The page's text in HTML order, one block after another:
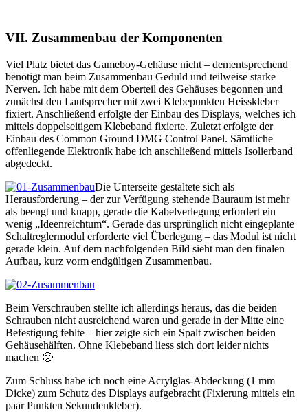
VII. Zusammenbau der Komponenten
Viel Platz bietet das Gameboy-Gehäuse nicht – dementsprechend
benötigt man beim Zusammenbau Geduld und teilweise starke
Nerven. Ich habe mit dem Oberteil des Gehäuses begonnen und
zunächst den Lautsprecher mit zwei Klebepunkten Heisskleber
fixiert. Anschließend erfolgte der Einbau des Displays, welches ich
mittels doppelseitigem Klebeband fixierte. Zuletzt erfolgte der
Einbau des Common Ground DMG Control Panel. Sämtliche
offenliegende Elektronik habe ich anschließend mittels Isolierband
abgedeckt.
Die Unterseite gestaltete sich als
Herausforderung – der zur Verfügung stehende Bauraum ist mehr
als beengt und knapp, gerade die Kabelverlegung erfordert ein
wenig „Ideenreichtum“. Gerade das ursprünglich nicht eingeplante
Schaltreglermodul erforderte viel Überlegung – das Modul ist nicht
gerade klein. Auf dem nachfolgenden Bild sieht man den finalen
Aufbau, kurz vorm endgültigen Zusammenbau.
Beim Verschrauben stellte ich allerdings heraus, das die beiden
Schrauben nicht ausreichend waren und gerade in der Mitte eine
Befestigung fehlte – hier zeigte sich ein Spalt zwischen beiden
Gehäusehälften. Ohne Klebeband liess sich dort leider nichts
machen 🙁
Zum Schluss habe ich noch eine Acrylglas-Abdeckung (1 mm
Dicke) zum Schutz des Displays aufgebracht (Fixierung mittels ein
paar Punkten Sekundenkleber).